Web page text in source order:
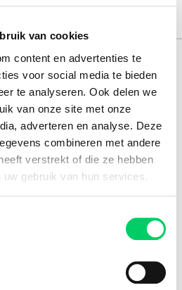
van cookies
content en advertenties te
voor social media te bieden
te analyseren. Ook delen we
van onze site met onze
adverteren en analyse. Deze
combineren met andere
verstrekt of die ze hebben
gebruik van hun services.